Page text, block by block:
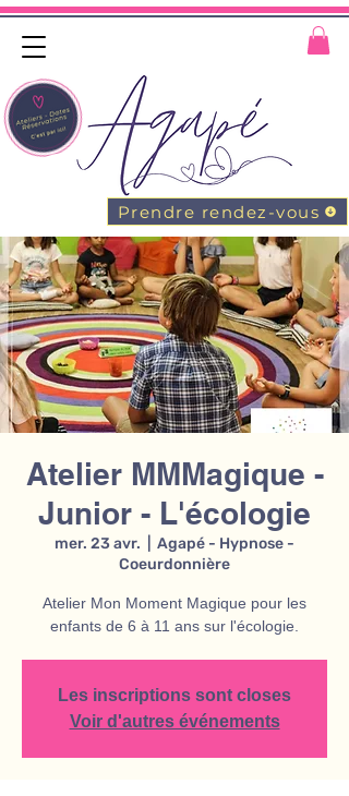
Prendre rendez-vous
Atelier MMMagique -
Junior - L'écologie
mer. 23 avr.
Agapé - Hypnose -
Coeurdonnière
Atelier Mon Moment Magique pour les
enfants de 6 à 11 ans sur l'écologie.
Les inscriptions sont closes
Voir d'autres événements